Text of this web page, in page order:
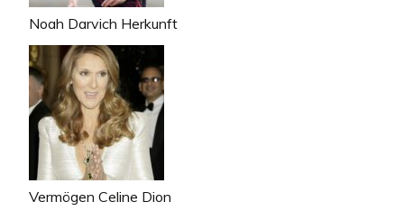
Noah Darvich Herkunft
Vermögen Celine Dion